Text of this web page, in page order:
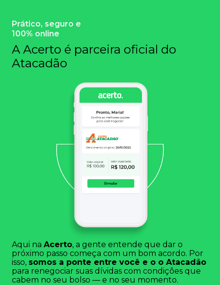
Prático, seguro e
100% online
A Acerto é parceira oficial do
Atacadão
Aqui na Acerto, a gente entende que dar o
próximo passo começa com um bom acordo. Por
isso, somos a ponte entre você e o o Atacadão
para renegociar suas dívidas com condições que
cabem no seu bolso — e no seu momento.